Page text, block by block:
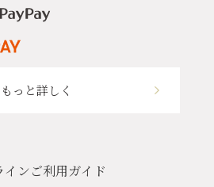
もっと詳しく
インご利用ガイド